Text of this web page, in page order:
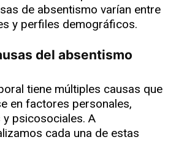
de absentismo varían entre
y perfiles demográficos.
tiene múltiples causas que
en factores personales,
psicosociales. A
cada una de estas